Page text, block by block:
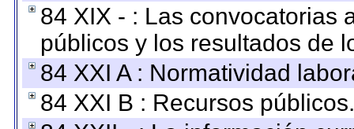
84 XIX - : Las convocatorias
públicos y los resultados de
84 XXI A : Normatividad
84 XXI B : Recursos públicos.